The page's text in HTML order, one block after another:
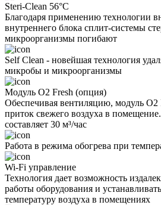
Steri-Clean 56°C
Благодаря применению технологии
внутреннего блока сплит-системы
микроорганизмы погибают
Self Clean - новейшая технология
микробы и микроорганизмы
Модуль O2 Fresh (опция)
Обеспечивая вентиляцию, модуль O2
приток свежего воздуха в
составляет 30 м³/час
Работа в режима обогрева при
Wi-Fi управление
Технология дает возможность
работы оборудования и
температуру воздуха в помещениях